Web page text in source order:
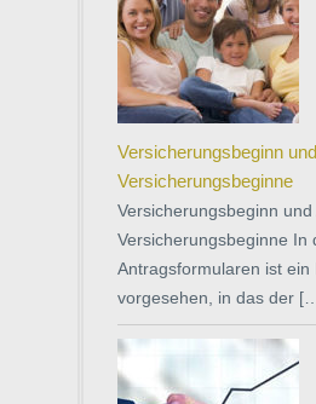
Versicherungsbeginn
Versicherungsbeginne
Versicherungsbeginn
Versicherungsbeginne In
Antragsformularen ist ein
vorgesehen, in das der